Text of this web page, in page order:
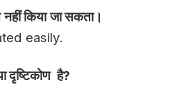
किया जा सकता।
easily.
दृष्टिकोण है?